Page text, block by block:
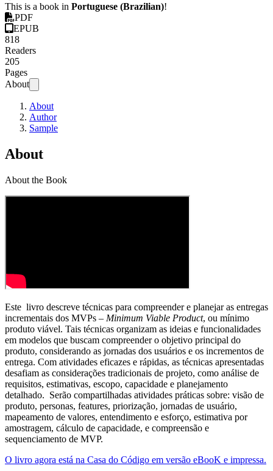
This is a book in Portuguese (Brazilian)!
PDF
EPUB
818
Readers
205
Pages
About
About
Author
Sample
About
About the Book
Este livro descreve técnicas para compreender e planejar as entregas
incrementais dos MVPs – Minimum Viable Product, ou mínimo
produto viável. Tais técnicas organizam as ideias e funcionalidades
em modelos que buscam compreender o objetivo principal do
produto, considerando as jornadas dos usuários e os incrementos de
entrega. Com atividades eficazes e rápidas, as técnicas apresentadas
desafiam as considerações tradicionais de projeto, como análise de
requisitos, estimativas, escopo, capacidade e planejamento
detalhado. Serão compartilhadas atividades práticas sobre: visão de
produto, personas, features, priorização, jornadas de usuário,
mapeamento de valores, entendimento e esforço, estimativa por
amostragem, cálculo de capacidade, e compreensão e
sequenciamento de MVP.
O livro agora está na Casa do Código em versão eBooK e impressa.